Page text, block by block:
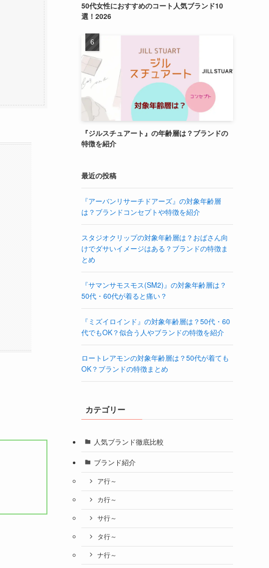
50代女性におすすめのコート人気ブランド10
選！2026
『ジルスチュアート』の年齢層は？ブランドの
特徴を紹介
最近の投稿
『アーバンリサーチドアーズ』の対象年齢層
は？ブランドコンセプトや特徴を紹介
スタジオクリップの対象年齢層は？おばさん向
けでダサいイメージはある？ブランドの特徴ま
とめ
『サマンサモスモス(SM2)』の対象年齢層は？
50代・60代が着ると痛い？
『ミズイロインド』の対象年齢層は？50代・60
代でもOK？似合う人やブランドの特徴を紹介
ロートレアモンの対象年齢層は？50代が着ても
OK？ブランドの特徴まとめ
カテゴリー
人気ブランド徹底比較
ブランド紹介
ア行～
カ行～
サ行～
タ行～
ナ行～